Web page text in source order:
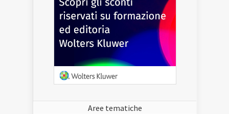
Aree tematiche